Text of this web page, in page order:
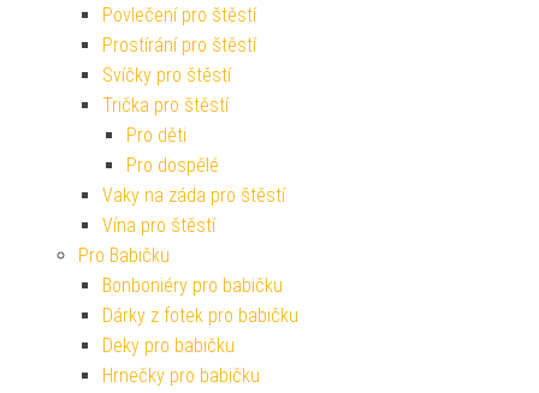
Povlečení pro štěstí
Prostírání pro štěstí
Svíčky pro štěstí
Trička pro štěstí
Pro děti
Pro dospělé
Vaky na záda pro štěstí
Vína pro štěstí
Pro Babičku
Bonboniéry pro babičku
Dárky z fotek pro babičku
Deky pro babičku
Hrnečky pro babičku